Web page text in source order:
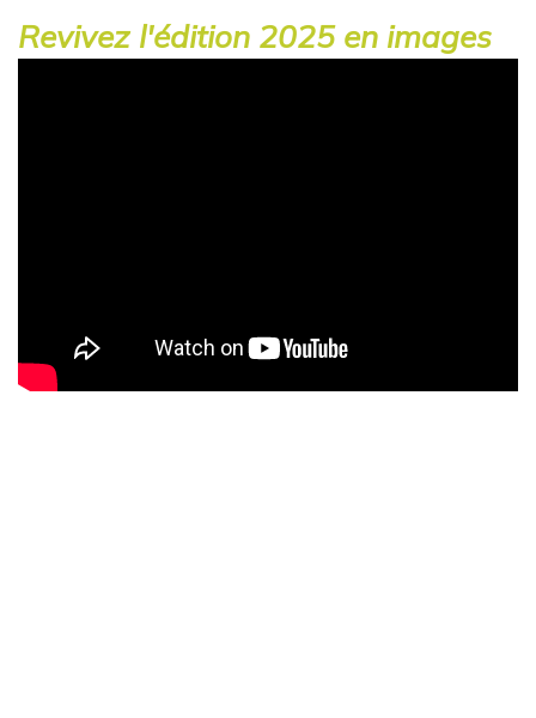
Revivez l'édition 2025 en images